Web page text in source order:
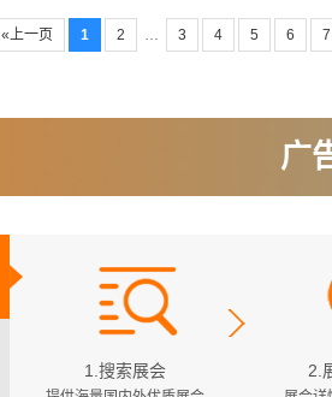
«上一页 1 2 … 3 4 5 6
广
1.搜索展会 2.